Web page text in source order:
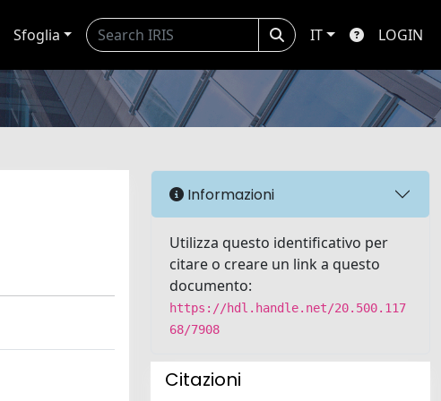
Sfoglia IT LOGIN
Informazioni
Utilizza questo identificativo per
citare o creare un link a questo
documento:
https://hdl.handle.net/20.500.117
68/7908
Citazioni